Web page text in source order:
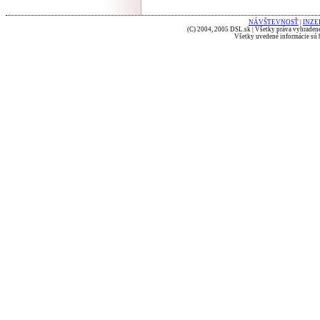
NÁVŠTEVNOSŤ
(C) 2004, 2005 DSL.sk | Všetky práva
Všetky uvedené informácie sú